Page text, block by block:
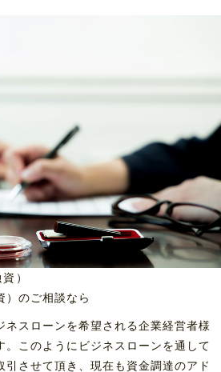
）
）のご相談なら
ネスローンを希望される企業経営者様
。このようにビジネスローンを通して
引させて頂き、現在も資金調達のアド